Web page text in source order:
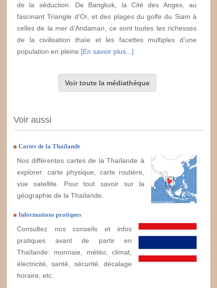
de la séduction. De Bangkok, la Cité des Anges, au
fascinant Triangle d’Or, et des plages du golfe du Siam à
celles de la mer d’Andaman, ce sont toutes les richesses
de la civilisation thaïe et les facettes multiples d’une
population en pleine [En savoir plus...]
Voir toute la médiathèque
Voir aussi
Cartes de la Thaïlande
Nos différentes cartes de la Thaïlande à
explorer: carte physique, carte routière,
vue satellite. Pour tout savoir sur la
géographie de la Thaïlande.
Informations pratiques
Consultez nos conseils et infos
pratiques avant de partir en
Thaïlande: monnaie, météo, climat,
électricité, santé, sécurité, décalage
horaire, etc.